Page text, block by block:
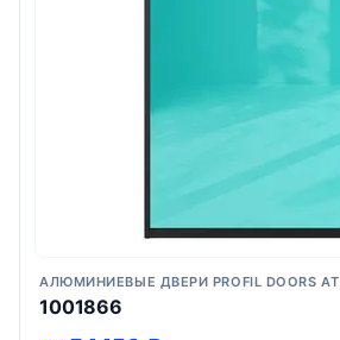
АЛЮМИНИЕВЫЕ ДВЕРИ PROFIL DOORS AT
1001866